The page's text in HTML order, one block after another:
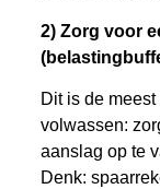
2) Zorg voor
Dit is de
volwassen:
aanslag op te
Denk: